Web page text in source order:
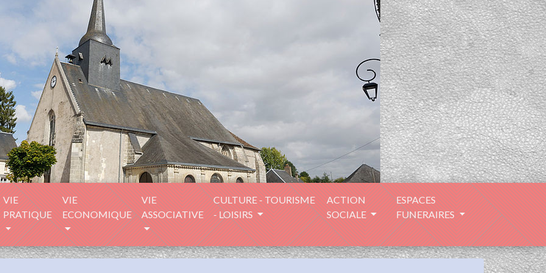
VIE
PRATIQUE
VIE
ECONOMIQUE
VIE
ASSOCIATIVE
CULTURE - TOURISME
- LOISIRS
ACTION
SOCIALE
ESPACES
FUNERAIRES